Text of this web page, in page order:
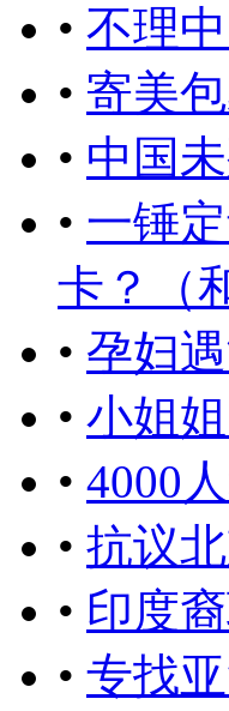
• 不理
• 寄美
• 中国
• 一锤
卡？（
• 孕妇
• 小姐
• 4000
• 抗议
• 印度
• 专找